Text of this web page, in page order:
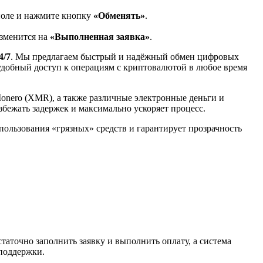
и нажмите кнопку «Обменять».
на «Выполненная заявка».
7. Мы предлагаем быстрый и надёжный обмен цифровых
доступ к операциям с криптовалютой в любое время
(XMR), а также различные электронные деньги и
задержек и максимально ускоряет процесс.
«грязных» средств и гарантирует прозрачность
заполнить заявку и выполнить оплату, а система